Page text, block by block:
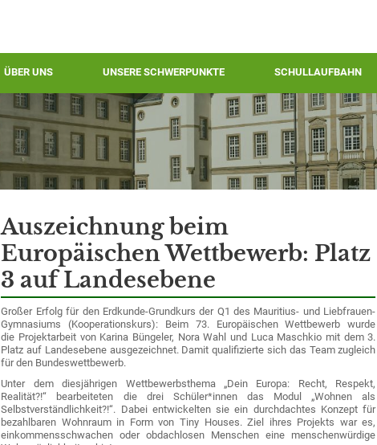
ÜBER UNS UNSERE SCHWERPUNKTE SCHULLAUFBAHN
Auszeichnung beim
Europäischen Wettbewerb: Platz
3 auf Landesebene
Großer Erfolg für den Erdkunde-Grundkurs der Q1 des Mauritius- und Liebfrauen-
Gymnasiums (Kooperationskurs): Beim 73. Europäischen Wettbewerb wurde
die Projektarbeit von Karina Büngeler, Nora Wahl und Luca Maschkio mit dem3.
Platz auf Landesebeneausgezeichnet. Damit qualifizierte sich das Team zugleich
für den Bundeswettbewerb.
Unter dem diesjährigen Wettbewerbsthema„Dein Europa: Recht, Respekt,
Realität?!“ bearbeiteten die drei Schüler*innen das Modul„Wohnen als
Selbstverständlichkeit?!“. Dabei entwickelten sie ein durchdachtes Konzept für
bezahlbaren Wohnraum in Form von Tiny Houses. Ziel ihres Projekts war es,
einkommensschwachen oder obdachlosen Menschen eine menschenwürdige